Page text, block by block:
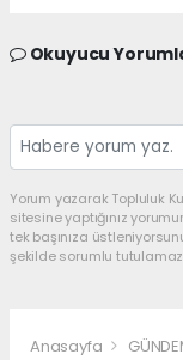
Okuyucu
Yorum yazarak Topluluk
sitesine yaptığınız
tek başınıza
şekilde sorumlu
Anasayfa